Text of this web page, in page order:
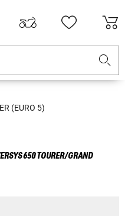
(EURO 5)
650 TOURER/GRAND